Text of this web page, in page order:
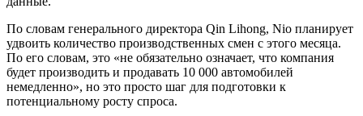
По словам генерального директора Qin Lihong, Nio планирует
удвоить количество производственных смен с этого месяца.
По его словам, это «не обязательно означает, что компания
будет производить и продавать 10 000 автомобилей
немедленно», но это просто шаг для подготовки к
потенциальному росту спроса.